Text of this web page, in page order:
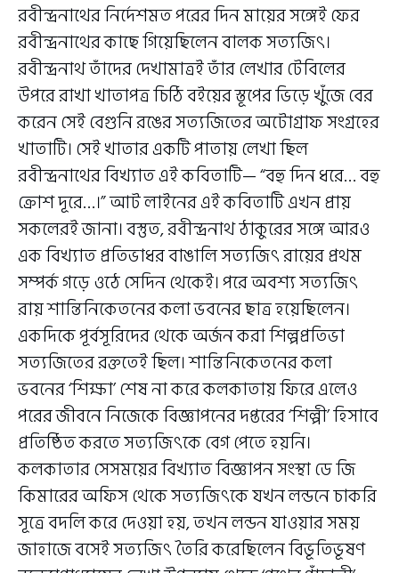
রবীন্দ্রনাথের নির্দেশমত পরের দিন মায়ের সঙ্গেই ফের
রবীন্দ্রনাথের কাছে গিয়েছিলেন বালক সত্যজিৎ।
রবীন্দ্রনাথ তাঁদের দেখামাত্রই তাঁর লেখার টেবিলের
উপরে রাখা খাতাপত্র চিঠি বইয়ের স্তূপের ভিড়ে খুঁজে বের
করেন সেই বেগুনি রঙের সত্যজিতের অটোগ্রাফ সংগ্রহের
খাতাটি। সেই খাতার একটি পাতায় লেখা ছিল
রবীন্দ্রনাথের বিখ্যাত এই কবিতাটি— “বহু দিন ধরে… বহু
ক্রোশ দূরে…।” আট লাইনের এই কবিতাটি এখন প্রায়
সকলেরই জানা। বস্তুত, রবীন্দ্রনাথ ঠাকুরের সঙ্গে আরও
এক বিখ্যাত প্রতিভাধর বাঙালি সত্যজিৎ রায়ের প্রথম
সম্পর্ক গড়ে ওঠে সেদিন থেকেই। পরে অবশ্য সত্যজিৎ
রায় শান্তিনিকেতনের কলা ভবনের ছাত্র হয়েছিলেন।
একদিকে পূর্বসূরিদের থেকে অর্জন করা শিল্পপ্রতিভা
সত্যজিতের রক্ততেই ছিল। শান্তিনিকেতনের কলা
ভবনের ‘শিক্ষা’ শেষ না করে কলকাতায় ফিরে এলেও
পরের জীবনে নিজেকে বিজ্ঞাপনের দপ্তরের ‘শিল্পী’ হিসাবে
প্রতিষ্ঠিত করতে সত্যজিৎকে বেগ পেতে হয়নি।
কলকাতার সেসময়ের বিখ্যাত বিজ্ঞাপন সংস্থা ডে জি
কিমারের অফিস থেকে সত্যজিৎকে যখন লন্ডনে চাকরি
সূত্রে বদলি করে দেওয়া হয়, তখন লন্ডন যাওয়ার সময়
জাহাজে বসেই সত্যজিৎ তৈরি করেছিলেন বিভূতিভূষণ